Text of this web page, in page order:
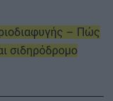
– Πώς
σιδηρόδρομο